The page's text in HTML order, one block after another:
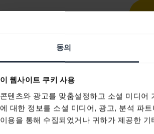
동의
이 웹사이트 쿠키 사용
콘텐츠와 광고를 맞춤설정하고 소셜 미디
에 대한 정보를 소셜 미디어, 광고, 분석 파
이용을 통해 수집되었거나 귀하가 제공한